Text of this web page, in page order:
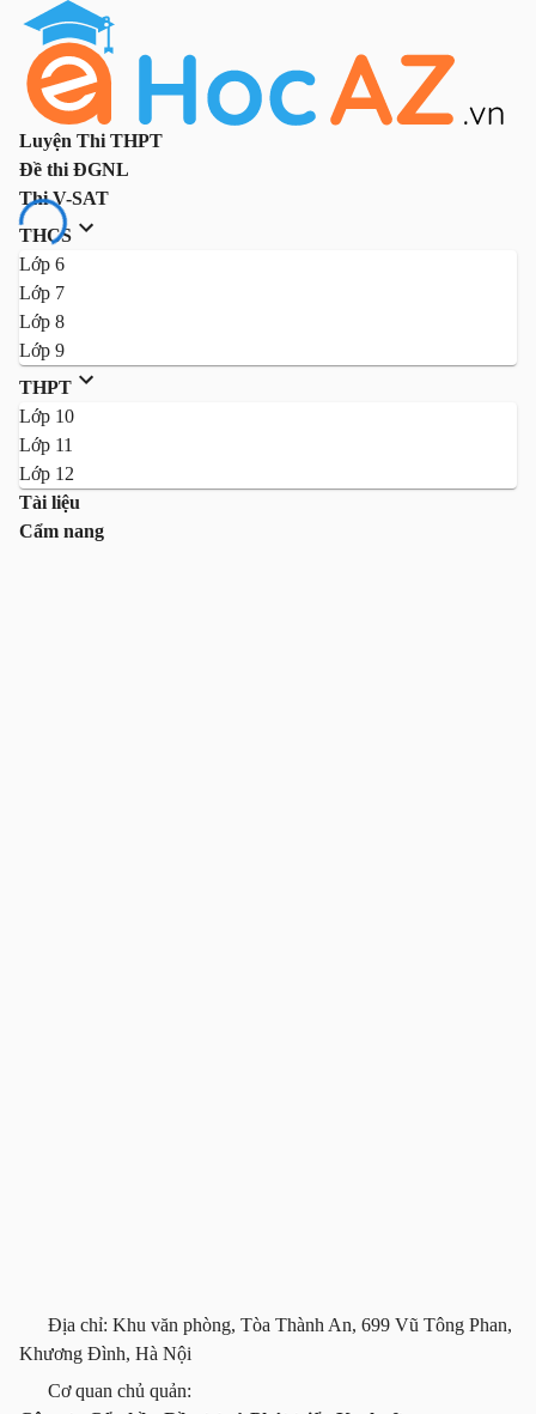
Luyện Thi THPT
Đề thi ĐGNL
Thi V-SAT
THCS
Lớp 6
Lớp 7
Lớp 8
Lớp 9
THPT
Lớp 10
Lớp 11
Lớp 12
Tài liệu
Cẩm nang
Địa chỉ: Khu văn phòng, Tòa Thành An, 699 Vũ Tông Phan,
Khương Đình, Hà Nội
Cơ quan chủ quản: